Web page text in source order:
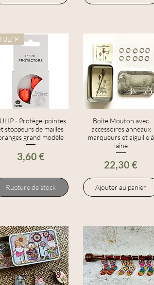
Aperçu rapide
- Protège-pointes
stoppeurs de mailles
grand modèle
Prix
3,60 €
Rupture de stock
Aperçu rapide
Boîte Mouton avec
accessoires anneaux
marqueurs et aiguille à
laine
Prix
22,30 €
Ajouter au panier